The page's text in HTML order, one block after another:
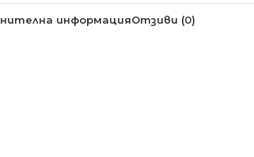
информацияОтзиви (0)